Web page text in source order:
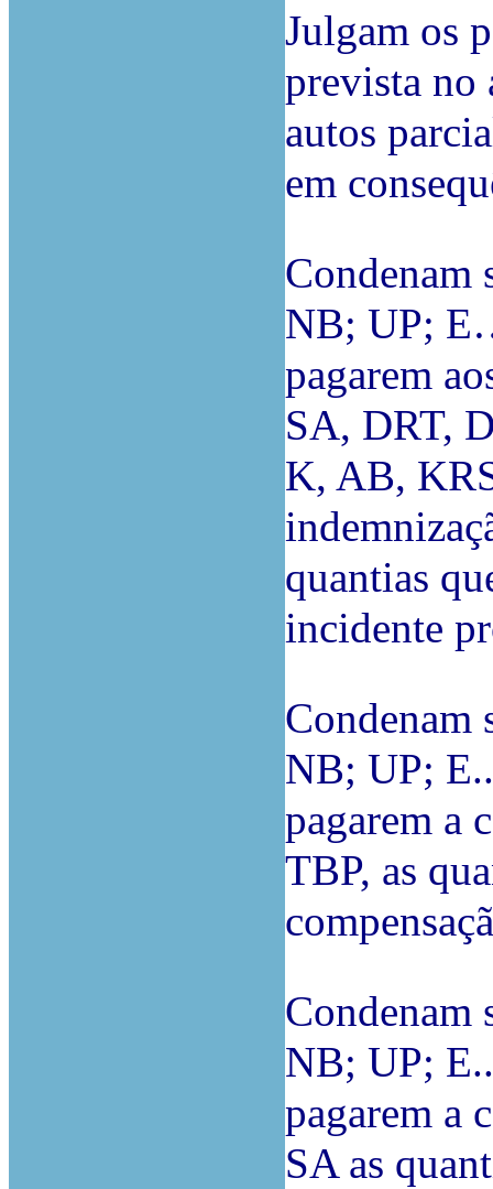
Julgam os
prevista no
autos
em
Condenam
NB; UP;
pagarem
SA, DRT,
K, AB,
quantias
incidente
Condenam
NB; UP;
pagarem a
TBP, as
Condenam
NB; UP;
pagarem a
SA as